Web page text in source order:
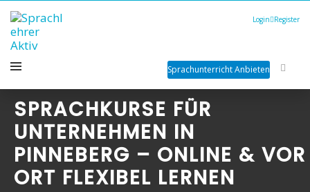
Login Register
Sprachunterricht Anbieten
SPRACHKURSE FÜR
UNTERNEHMEN IN
PINNEBERG – ONLINE & VOR
ORT FLEXIBEL LERNEN